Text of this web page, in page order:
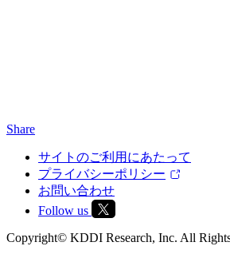
Share
サイトのご利用にあたって
プライバシーポリシー
お問い合わせ
Follow us
Copyright© KDDI Research, Inc. All